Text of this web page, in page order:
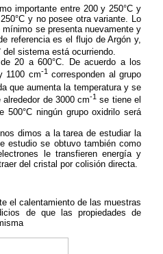
importante entre 200 y 250°C y
y no posee otra variante. Lo
se presenta nuevamente y
referencia es el flujo de Argón y,
del sistema está ocurriendo.
20 a 600°C. De acuerdo a los
1100 cm-1 corresponden al grupo
que aumenta la temperatura y se
de 3000 cm-1 se tiene el
ningún grupo oxidrilo será
dimos a la tarea de estudiar la
estudio se obtuvo también como
le transfieren energía y
del cristal por colisión directa.
el calentamiento de las muestras
de que las propiedades de